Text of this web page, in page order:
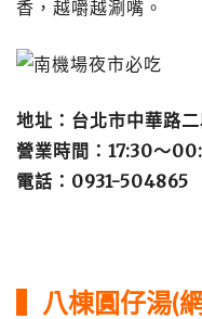
香，越嚼越涮嘴。
地址：台北市中華路
營業時間：17:30～
電話：0931-504865
▍八棟圓仔湯(